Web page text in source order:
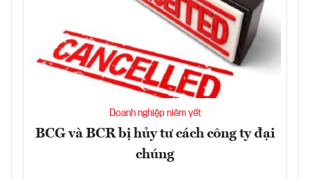
Doanh nghiệp niêm yết
BCG và BCR bị hủy tư cách công ty đại
chúng